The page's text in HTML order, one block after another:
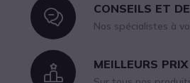
IconCONSEILS ET
Nos spécialistes à
IconMEILLEURS PRIX